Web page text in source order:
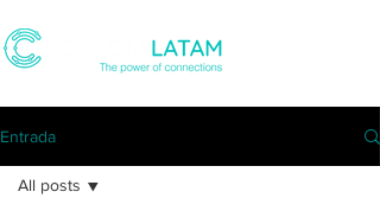
Entrada
All posts